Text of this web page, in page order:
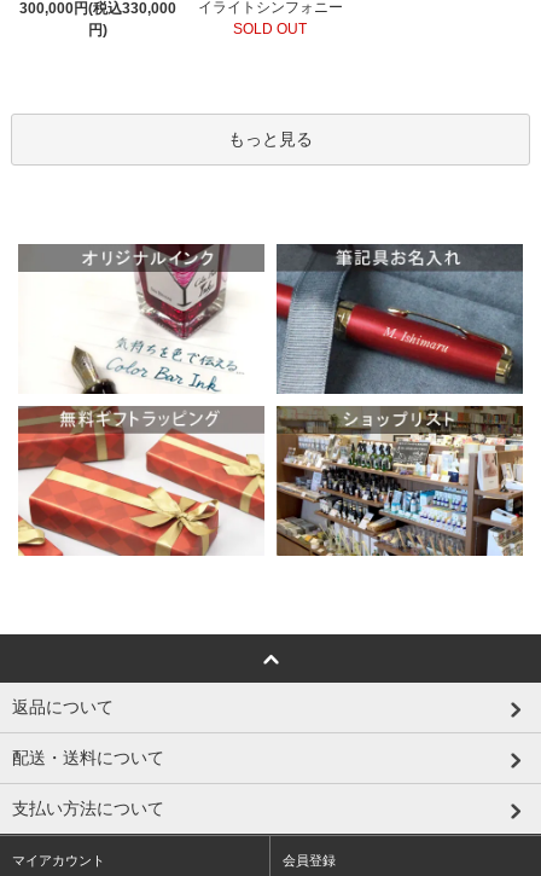
300,000円(税込330,000
円)
イライトシンフォニー
SOLD OUT
もっと見る
返品について
配送・送料について
支払い方法について
マイアカウント 会員登録